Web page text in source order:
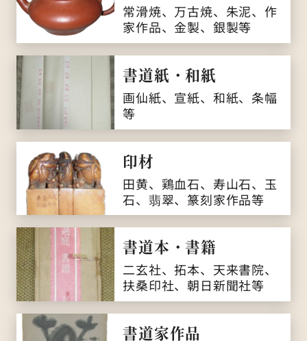
常滑焼、万古焼、朱泥、作
家作品、金製、銀製等
書道紙・和紙
画仙紙、宣紙、和紙、条幅
等
印材
田黄、鶏血石、寿山石、玉
石、翡翠、篆刻家作品等
書道本・書籍
二玄社、拓本、天来書院、
扶桑印社、朝日新聞社等
書道家作品